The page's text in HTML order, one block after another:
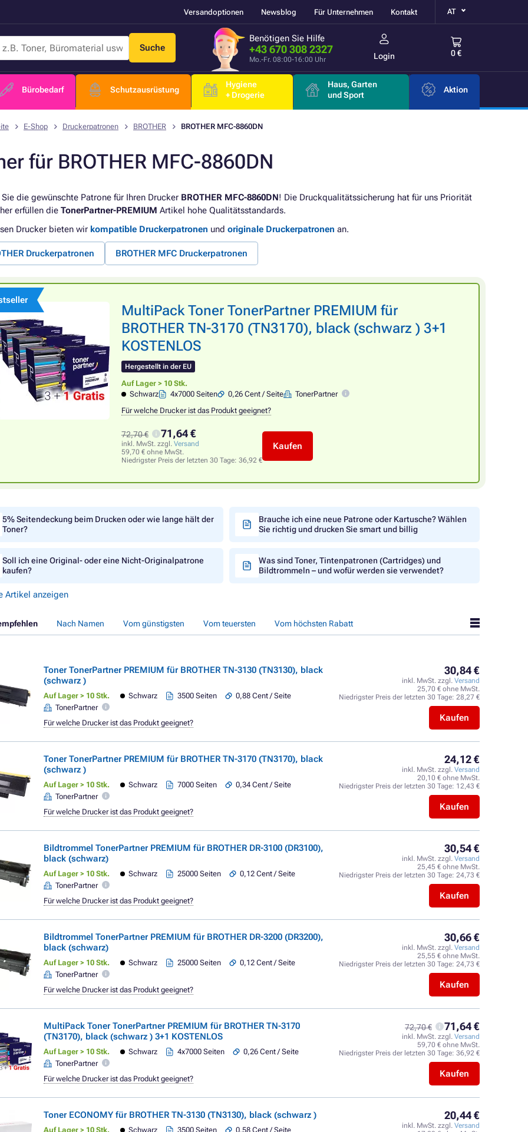
Versandoptionen Newsblog Für Unternehmen Kontakt AT
Suche
Benötigen Sie Hilfe
+43 670 308 2327
Mo.-Fr. 08:00-16:00 Uhr Login 0 €
Bürobedarf Schutzausrüstung
Hygiene
+ Drogerie
Haus, Garten
und Sport
Aktion
E-Shop Druckerpatronen BROTHER BROTHER MFC-8860DN
für BROTHER MFC-8860DN
Sie die gewünschte Patrone für Ihren Drucker BROTHER MFC-8860DN! Die Druckqualitätssicherung hat für uns Priorität
erfüllen die TonerPartner-PREMIUM Artikel hohe Qualitätsstandards.
Drucker bieten wir kompatible Druckerpatronen und originale Druckerpatronen an.
Druckerpatronen BROTHER MFC Druckerpatronen
MultiPack Toner TonerPartner PREMIUM für
BROTHER TN-3170 (TN3170), black (schwarz ) 3+1
KOSTENLOS
Hergestellt in der EU
Auf Lager > 10 Stk.
Schwarz
4x7000 Seiten 0,26 Cent / Seite
TonerPartner
Für welche Drucker ist das Produkt geeignet?
72,70 € 71,64 €
inkl. MwSt. zzgl. Versand
59,70 € ohne MwSt.
Niedrigster Preis der letzten 30 Tage: 36,92 €
Kaufen
5% Seitendeckung beim Drucken oder wie lange hält der
Toner?
Brauche ich eine neue Patrone oder Kartusche? Wählen
Sie richtig und drucken Sie smart und billig
Soll ich eine Original- oder eine Nicht-Originalpatrone
kaufen?
Was sind Toner, Tintenpatronen (Cartridges) und
Bildtrommeln – und wofür werden sie verwendet?
Artikel anzeigen
Nach Namen Vom günstigsten Vom teuersten Vom höchsten Rabatt
Toner TonerPartner PREMIUM für BROTHER TN-3130 (TN3130), black
(schwarz )
Auf Lager > 10 Stk. Schwarz 3500 Seiten
0,88 Cent / Seite
TonerPartner
30,84 €
inkl. MwSt. zzgl. Versand
25,70 € ohne MwSt.
Niedrigster Preis der letzten 30 Tage: 28,27 €
Kaufen
Für welche Drucker ist das Produkt geeignet?
Toner TonerPartner PREMIUM für BROTHER TN-3170 (TN3170), black
(schwarz )
Auf Lager > 10 Stk. Schwarz 7000 Seiten
0,34 Cent / Seite
TonerPartner
24,12 €
inkl. MwSt. zzgl. Versand
20,10 € ohne MwSt.
Niedrigster Preis der letzten 30 Tage: 12,43 €
Kaufen
Für welche Drucker ist das Produkt geeignet?
Bildtrommel TonerPartner PREMIUM für BROTHER DR-3100 (DR3100),
black (schwarz)
Auf Lager > 10 Stk. Schwarz 25000 Seiten
0,12 Cent / Seite
TonerPartner
30,54 €
inkl. MwSt. zzgl. Versand
25,45 € ohne MwSt.
Niedrigster Preis der letzten 30 Tage: 24,73 €
Kaufen
Für welche Drucker ist das Produkt geeignet?
Bildtrommel TonerPartner PREMIUM für BROTHER DR-3200 (DR3200),
black (schwarz)
Auf Lager > 10 Stk. Schwarz 25000 Seiten
0,12 Cent / Seite
TonerPartner
30,66 €
inkl. MwSt. zzgl. Versand
25,55 € ohne MwSt.
Niedrigster Preis der letzten 30 Tage: 24,73 €
Kaufen
Für welche Drucker ist das Produkt geeignet?
MultiPack Toner TonerPartner PREMIUM für BROTHER TN-3170
(TN3170), black (schwarz ) 3+1 KOSTENLOS
Auf Lager > 10 Stk. Schwarz 4x7000 Seiten
0,26 Cent / Seite
TonerPartner
72,70 € 71,64 €
inkl. MwSt. zzgl. Versand
59,70 € ohne MwSt.
Niedrigster Preis der letzten 30 Tage: 36,92 €
Kaufen
Für welche Drucker ist das Produkt geeignet?
Toner ECONOMY für BROTHER TN-3130 (TN3130), black (schwarz )
Auf Lager > 10 Stk. Schwarz 3500 Seiten
0,58 Cent / Seite
20,44 €
inkl. MwSt. zzgl. Versand